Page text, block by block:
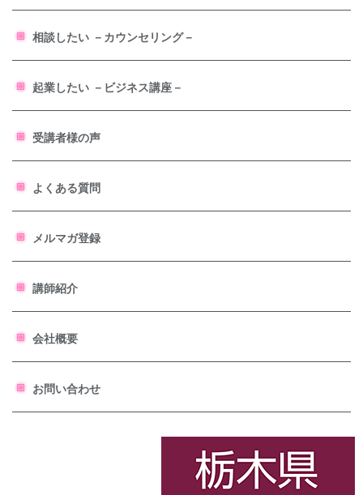
相談したい －カウンセリング－
起業したい －ビジネス講座－
受講者様の声
よくある質問
メルマガ登録
講師紹介
会社概要
お問い合わせ